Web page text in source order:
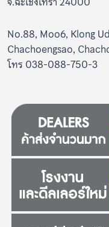
No.88, Moo6, Klong
Chachoengsao,
โทร 038-088-750-3